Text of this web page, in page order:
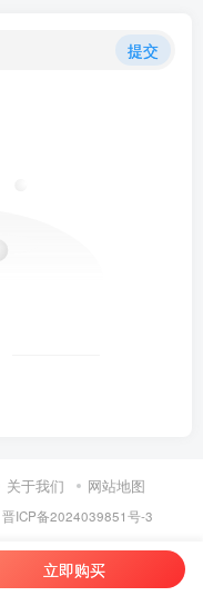
提交
关于我们 网站地图
晋ICP备2024039851号-3
立即购买